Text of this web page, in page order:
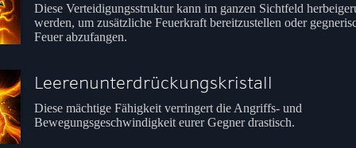
Diese Verteidigungsstruktur kann im ganzen Sichtfeld
werden, um zusätzliche Feuerkraft bereitzustellen oder
Feuer abzufangen.
Leerenunterdrückungskristall
Diese mächtige Fähigkeit verringert die Angriffs- und
Bewegungsgeschwindigkeit eurer Gegner drastisch.